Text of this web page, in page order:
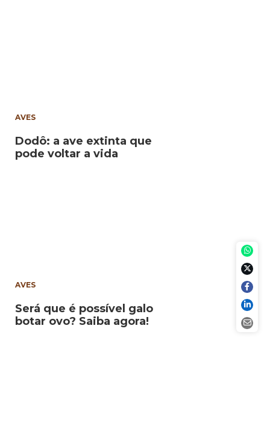
AVES
Dodô: a ave extinta que
pode voltar a vida
AVES
Será que é possível galo
botar ovo? Saiba agora!